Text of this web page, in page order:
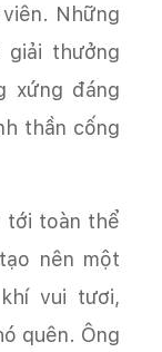
Những
giải thưởng
xứng đáng
thần cống
tới toàn thể
nên một
vui tươi,
quên. Ông